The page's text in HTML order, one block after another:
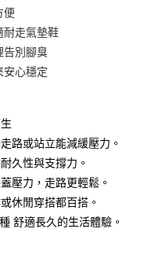
台中商業銀行
華泰商業銀行
遠東國際商業銀行
永豐商業銀行
星展（台灣）商業銀行
」的支付方式。 讓您購物簡單
儲值。
便
耐走氣墊鞋
告別腳臭
安心穩定
路或站立能減緩壓力。
久性與支撐力。
壓力，走路更輕鬆。
休閒穿搭都百搭。
舒適長久的生活體驗。